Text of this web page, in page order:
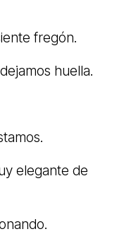
fregón.
huella.
elegante de